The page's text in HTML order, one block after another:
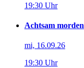
19:30 Uhr
Achtsam morden
mi, 16.09.26
19:30 Uhr